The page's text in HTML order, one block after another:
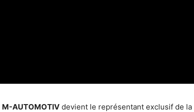
M-AUTOMOTIV devient le représentant exclusif de la